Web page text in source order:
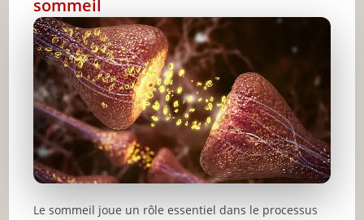
sommeil
Le sommeil joue un rôle essentiel dans le processus